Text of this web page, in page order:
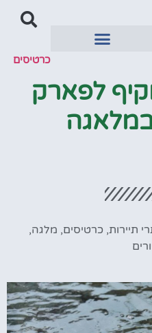
כרטיסים
לפארק
במלאגה
תיירות, כרטיסים, מלגה,